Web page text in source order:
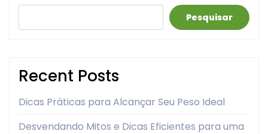
Pesquisar
Recent Posts
Dicas Práticas para Alcançar Seu Peso Ideal
Desvendando Mitos e Dicas Eficientes para uma